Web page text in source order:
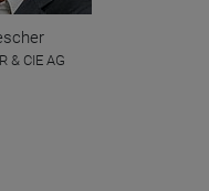
& CIE AG